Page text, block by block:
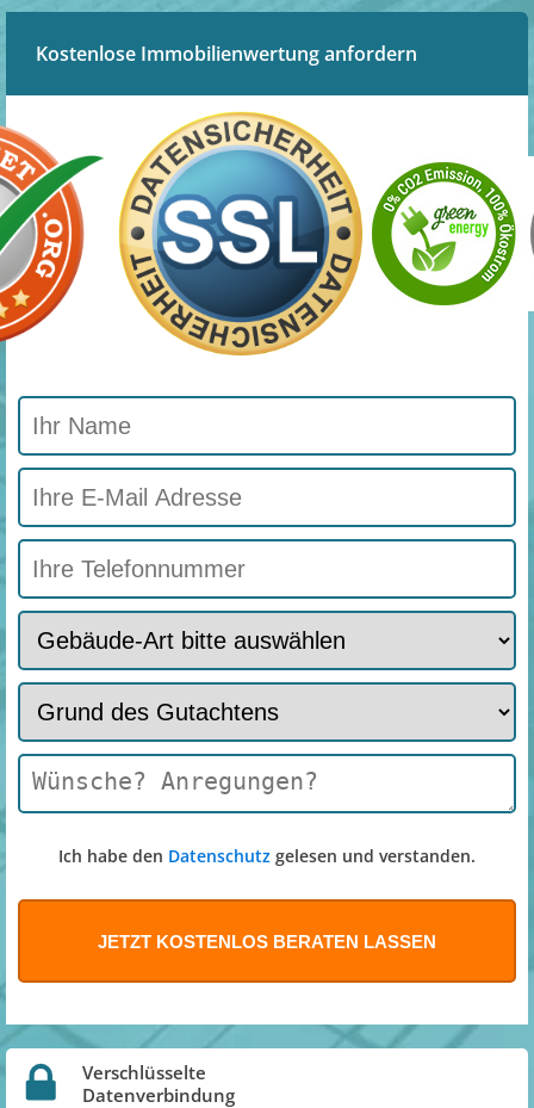
Kostenlose Immobilienwertung anfordern
Ich habe den Datenschutz gelesen und verstanden.
Verschlüsselte
Datenverbindung